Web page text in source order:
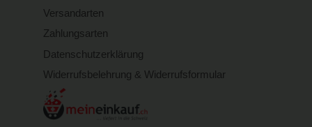
Versandarten
Zahlungsarten
Datenschutzerklärung
Widerrufsbelehrung & Widerrufsformular